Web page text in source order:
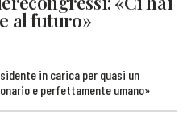
al futuro»
in carica per quasi un
e perfettamente umano»